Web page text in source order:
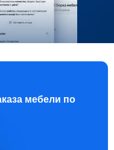
мебели по